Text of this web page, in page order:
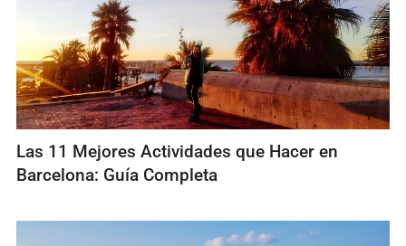
Las 11 Mejores Actividades que Hacer en
Barcelona: Guía Completa